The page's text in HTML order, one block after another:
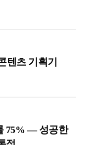
텐츠 기획기
75% — 성공한